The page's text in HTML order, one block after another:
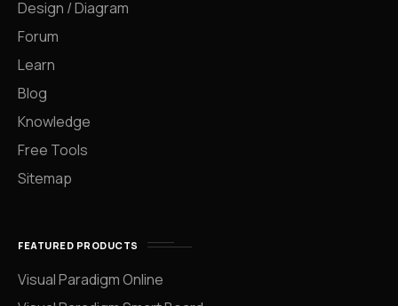
Design / Diagram
Forum
Learn
Blog
Knowledge
Free Tools
Sitemap
FEATURED PRODUCTS
Visual Paradigm Online